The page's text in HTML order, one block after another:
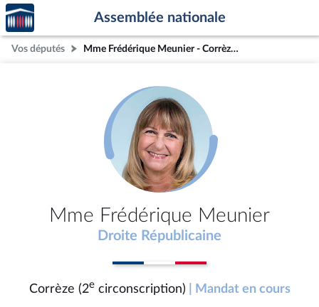
Aller au contenu
Aller en bas de la page
Accèder
à la
page
d'accueil
Assemblée nationale
Vos députés Mme Frédérique Meunier - Corrèze (2e circonscription)
Mme Frédérique Meunier
Droite Républicaine
Corrèze (2ecirconscription) | Mandat en cours